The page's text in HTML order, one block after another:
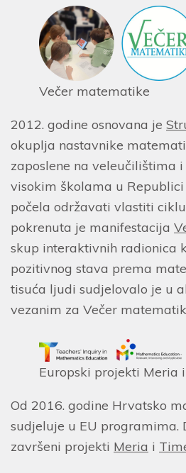
Večer matematike
2012. godine osnovana je
okuplja nastavnike
zaposlene na veleučilištima
visokim školama u
počela održavati vlastiti
pokrenuta je manifestacija
skup interaktivnih radionica
pozitivnog stava prema
tisuća ljudi sudjelovalo je u
vezanim za Večer
Europski projekti Meria
Od 2016. godine Hrvatsko
sudjeluje u EU programima.
završeni projekti Meria i